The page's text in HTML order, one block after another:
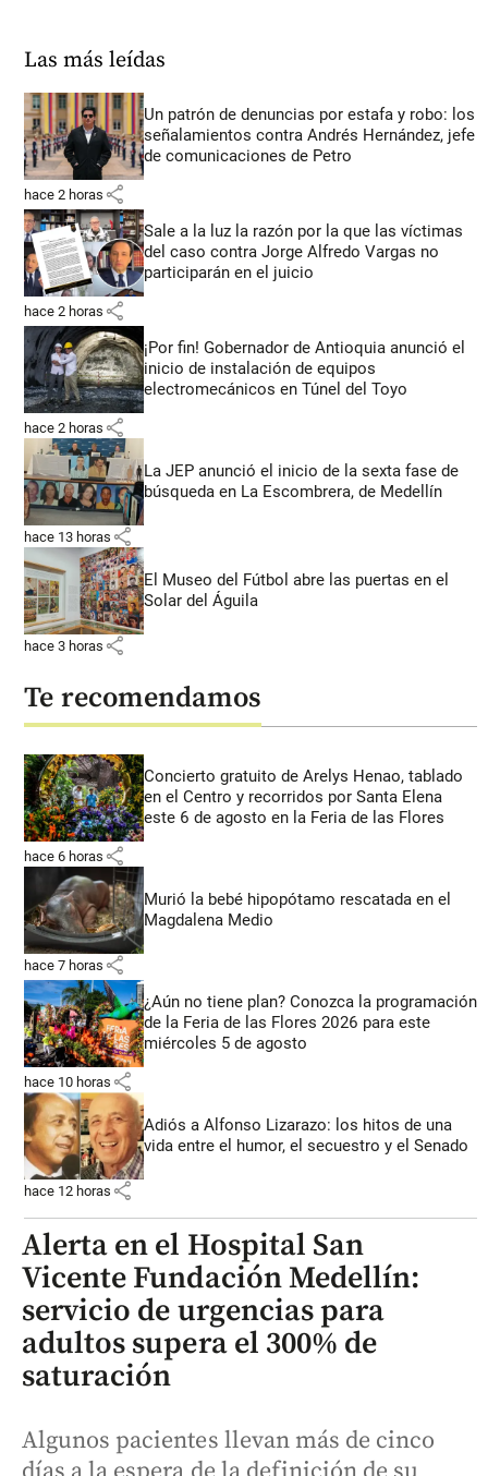
Las más leídas
Un patrón de denuncias por estafa y robo: los
señalamientos contra Andrés Hernández, jefe
de comunicaciones de Petro
hace 2 horas share
Sale a la luz la razón por la que las víctimas
del caso contra Jorge Alfredo Vargas no
participarán en el juicio
hace 2 horas share
¡Por fin! Gobernador de Antioquia anunció el
inicio de instalación de equipos
electromecánicos en Túnel del Toyo
hace 2 horas share
La JEP anunció el inicio de la sexta fase de
búsqueda en La Escombrera, de Medellín
hace 13 horas share
El Museo del Fútbol abre las puertas en el
Solar del Águila
hace 3 horas share
Te recomendamos
Concierto gratuito de Arelys Henao, tablado
en el Centro y recorridos por Santa Elena
este 6 de agosto en la Feria de las Flores
hace 6 horas share
Murió la bebé hipopótamo rescatada en el
Magdalena Medio
hace 7 horas share
¿Aún no tiene plan? Conozca la programación
de la Feria de las Flores 2026 para este
miércoles 5 de agosto
hace 10 horas share
Adiós a Alfonso Lizarazo: los hitos de una
vida entre el humor, el secuestro y el Senado
hace 12 horas share
Alerta en el Hospital San
Vicente Fundación Medellín:
servicio de urgencias para
adultos supera el 300% de
saturación
Algunos pacientes llevan más de cinco